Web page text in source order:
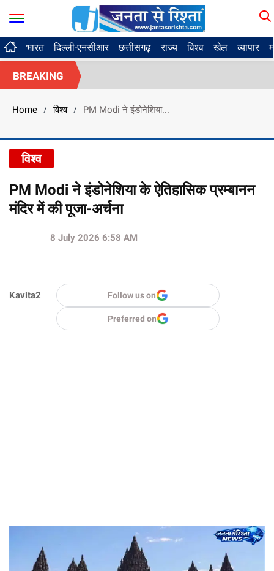
भारत दिल्ली-एनसीआर छत्तीसगढ़ राज्य विश्व खेल व्यापार
BREAKING
Home / विश्व / PM Modi ने इंडोनेशिया...
विश्व
PM Modi ने इंडोनेशिया के ऐतिहासिक प्रम्बानन
मंदिर में की पूजा-अर्चना
Kavita2
8 July 2026 6:58 AM
Follow us on
Preferred on